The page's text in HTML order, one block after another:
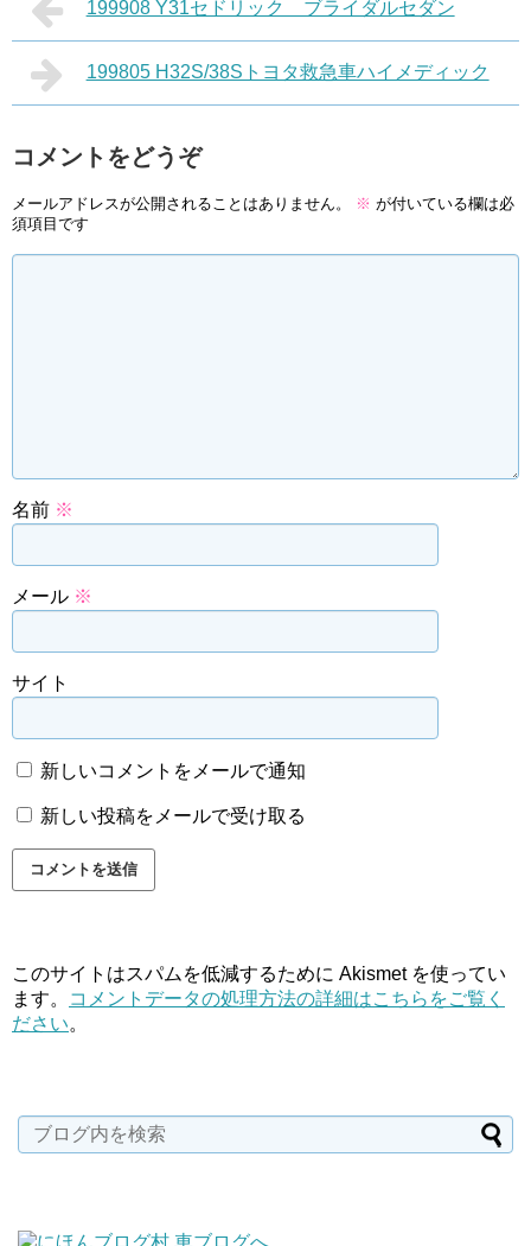
199908 Y31セドリック ブライダルセダン
199805 H32S/38Sトヨタ救急車ハイメディック
コメントをどうぞ
メールアドレスが公開されることはありません。 ※ が付いている欄は必
須項目です
名前 ※
メール ※
サイト
新しいコメントをメールで通知
新しい投稿をメールで受け取る
このサイトはスパムを低減するために Akismet を使ってい
ます。
コメントデータの処理方法の詳細はこちらをご覧く
ださい。